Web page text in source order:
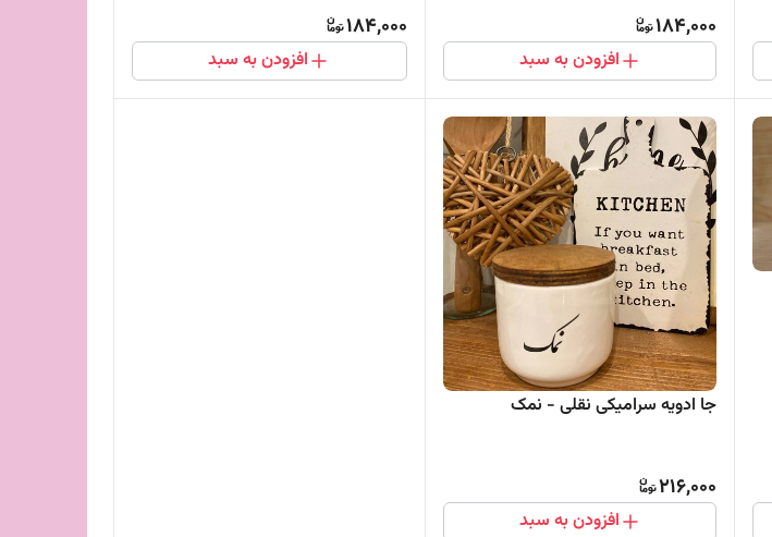
184,000
افزودن به سبد
184,000
افزودن به سبد
جا ادویه سرامیکی نقلی - نمک
216,000
افزودن به سبد